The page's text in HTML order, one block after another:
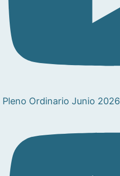
Pleno Ordinario Junio 2026